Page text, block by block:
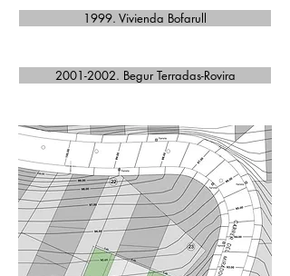
1999. Vivienda Bofarull
2001-2002. Begur Terradas-Rovira